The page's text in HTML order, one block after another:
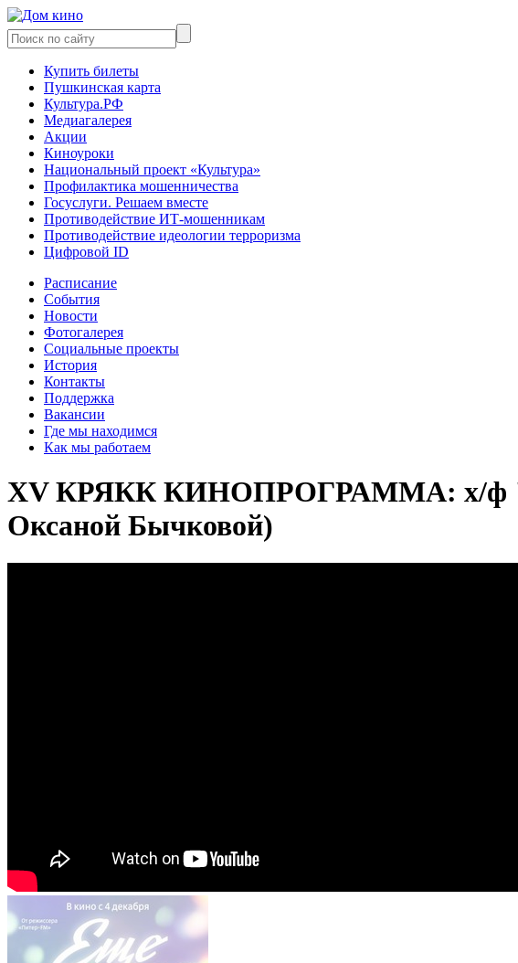
Купить билеты
Пушкинская карта
Культура.РФ
Медиагалерея
Акции
Киноуроки
Национальный проект «Культура»
Профилактика мошенничества
Госуслуги. Решаем вместе
Противодействие ИТ-мошенникам
Противодействие идеологии терроризма
Цифровой ID
Расписание
События
Новости
Фотогалерея
Социальные проекты
История
Контакты
Поддержка
Вакансии
Где мы находимся
Как мы работаем
XV КРЯКК КИНОПРОГРАММА: х/ф
Оксаной Бычковой)